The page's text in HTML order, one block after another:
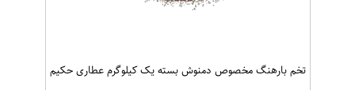
تخم بارهنگ مخصوص دمنوش بسته یک کیلوگرم عطاری حکیم